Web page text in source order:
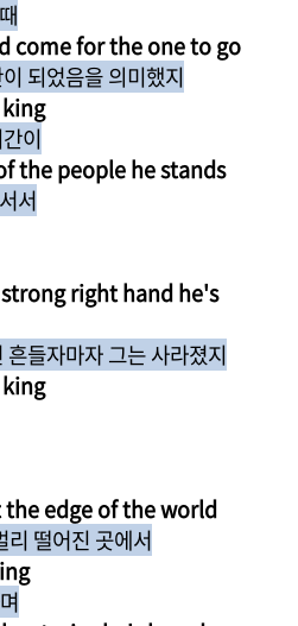
come for the one to go
되었음을 의미했지
이
the people he stands
서
right hand he's
들자마자 그는 사라졌지
edge of the world
리 떨어진 곳에서